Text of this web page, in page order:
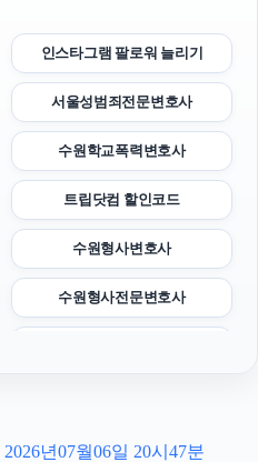
인스타그램 팔로워 늘리기
서울성범죄전문변호사
수원학교폭력변호사
트립닷컴 할인코드
수원형사변호사
수원형사전문변호사
강아지보호소
년07월06일 20시47분